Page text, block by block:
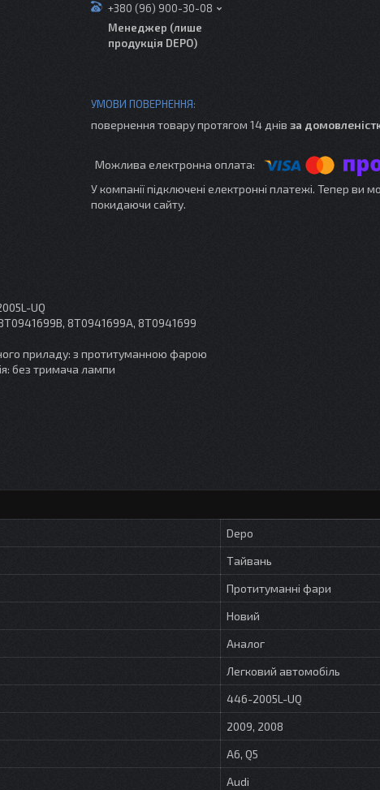
+380 (96) 900-30-08
Менеджер (лише
продукція DEPO)
повернення товару протягом 14 днів за
У компанії підключені електронні платежі. Тепер ви
покидаючи сайту.
UQ
8T0941699A, 8T0941699
приладу: з протитуманною фарою
без тримача лампи
Depo
Тайвань
Протитуманні фари
Новий
Аналог
Легковий автомобіль
446-2005L-UQ
2009, 2008
A6, Q5
Audi